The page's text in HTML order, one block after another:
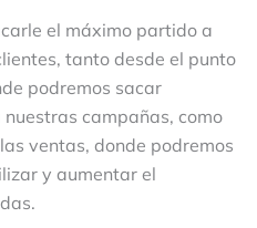
el máximo partido a
tanto desde el punto
podremos sacar
campañas, como
ventas, donde podremos
y aumentar el